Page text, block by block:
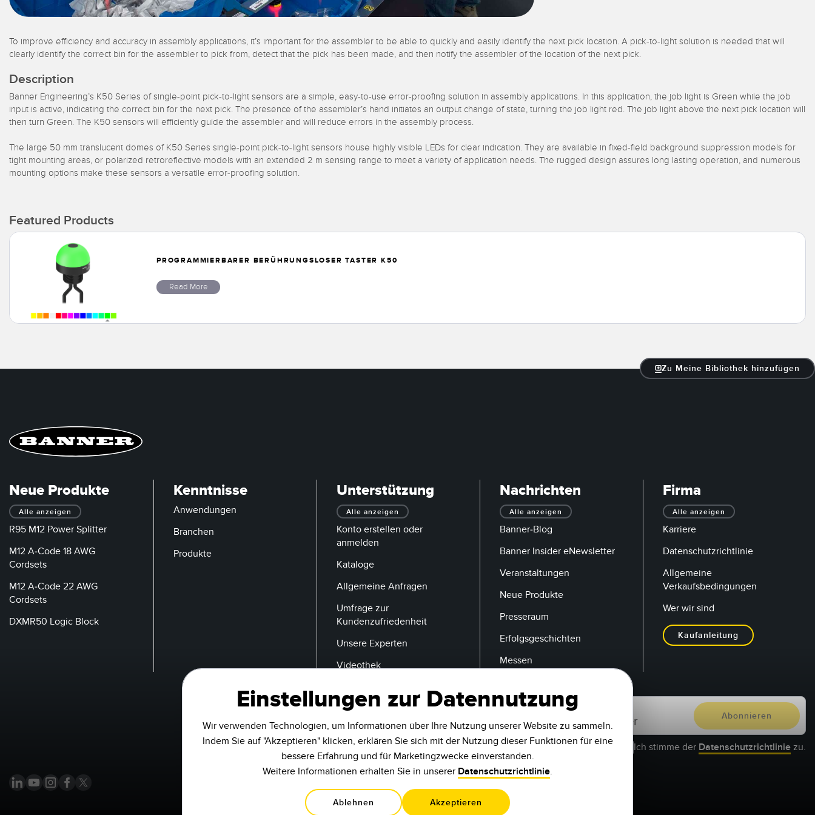
To improve efficiency and accuracy in assembly applications, it’s important for the assembler to be able to quickly and easily identify the next pick location. A pick-to-light solution is needed that will
clearly identify the correct bin for the assembler to pick from, detect that the pick has been made, and then notify the assembler of the location of the next pick.
Description
Banner Engineering’s K50 Series of single-point pick-to-light sensors are a simple, easy-to-use error-proofing solution in assembly applications. In this application, the job light is Green while the job
input is active, indicating the correct bin for the next pick. The presence of the assembler’s hand initiates an output change of state, turning the job light red. The job light above the next pick location will
then turn Green. The K50 sensors will efficiently guide the assembler and will reduce errors in the assembly process.
The large 50 mm translucent domes of K50 Series single-point pick-to-light sensors house highly visible LEDs for clear indication. They are available in fixed-field background suppression models for
tight mounting areas, or polarized retroreflective models with an extended 2 m sensing range to meet a variety of application needs. The rugged design assures long lasting operation, and numerous
mounting options make these sensors a versatile error-proofing solution.
Featured Products
PROGRAMMIERBARER BERÜHRUNGSLOSER TASTER K50
Read More
Zu Meine Bibliothek hinzufügen
Neue Produkte
Alle anzeigen
R95 M12 Power Splitter
M12 A-Code 18 AWG
Cordsets
M12 A-Code 22 AWG
Cordsets
DXMR50 Logic Block
Kenntnisse
Anwendungen
Branchen
Produkte
Unterstützung
Alle anzeigen
Konto erstellen oder
anmelden
Kataloge
Allgemeine Anfragen
Umfrage zur
Kundenzufriedenheit
Unsere Experten
Videothek
Nachrichten
Alle anzeigen
Banner-Blog
Banner Insider eNewsletter
Veranstaltungen
Neue Produkte
Presseraum
Erfolgsgeschichten
Messen
Firma
Alle anzeigen
Karriere
Datenschutzrichtlinie
Allgemeine
Verkaufsbedingungen
Wer wir sind
Kaufanleitung
E-Mail
Ich stimme der Datenschutzrichtlinie zu.
Einstellungen zur Datennutzung
Wir verwenden Technologien, um Informationen über Ihre Nutzung unserer Website zu sammeln.
Indem Sie auf "Akzeptieren" klicken, erklären Sie sich mit der Nutzung dieser Funktionen für eine
bessere Erfahrung und für Marketingzwecke einverstanden.
Weitere Informationen erhalten Sie in unserer Datenschutzrichtlinie.
Ablehnen Akzeptieren